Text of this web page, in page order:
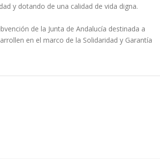
y dotando de una calidad de vida digna.
de la Junta de Andalucía destinada a
en el marco de la Solidaridad y Garantía